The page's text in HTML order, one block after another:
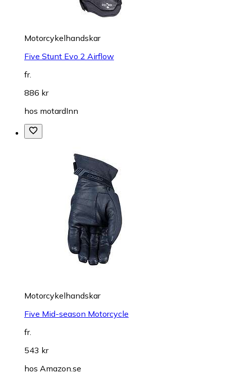
Motorcykelhandskar
Five Stunt Evo 2 Airflow
fr.
886 kr
hos motardInn
Motorcykelhandskar
Five Mid-season Motorcycle
fr.
543 kr
hos Amazon.se